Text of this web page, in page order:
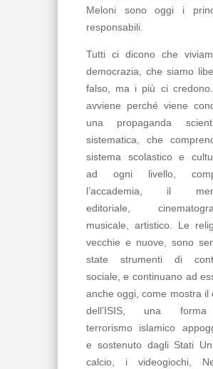
Meloni sono oggi i
responsabili.
Tutti ci dicono che
democrazia, che siamo
falso, ma i più ci
avviene perché viene
una propaganda
sistematica, che
sistema scolastico e
ad ogni livello,
l’accademia, il
editoriale,
musicale, artistico. Le
vecchie e nuove, sono
state strumenti di
sociale, e continuano ad
anche oggi, come mostra il
dell’ISIS, una
terrorismo islamico
e sostenuto dagli Stati
calcio, i videogiochi,